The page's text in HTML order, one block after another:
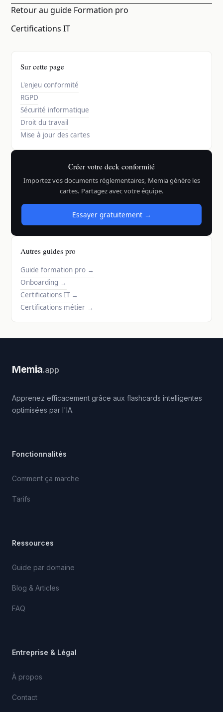
Retour au guide Formation pro
Certifications IT
Sur cette page
L'enjeu conformité
RGPD
Sécurité informatique
Droit du travail
Mise à jour des cartes
Créer votre deck conformité
Importez vos documents réglementaires, Memia génère les
cartes. Partagez avec votre équipe.
Essayer gratuitement →
Autres guides pro
Guide formation pro →
Onboarding →
Certifications IT →
Certifications métier →
Memia.app
Apprenez efficacement grâce aux flashcards intelligentes
optimisées par l'IA.
Fonctionnalités
Comment ça marche
Tarifs
Ressources
Guide par domaine
Blog & Articles
FAQ
Entreprise & Légal
À propos
Contact